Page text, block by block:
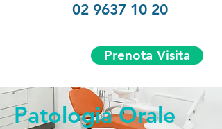
02 9637 10 20
Prenota Visita
Patologia Orale